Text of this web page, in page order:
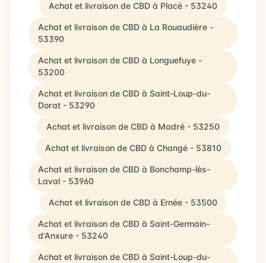
Achat et livraison de CBD à Placé - 53240
Achat et livraison de CBD à La Rouaudière -
53390
Achat et livraison de CBD à Longuefuye -
53200
Achat et livraison de CBD à Saint-Loup-du-
Dorat - 53290
Achat et livraison de CBD à Madré - 53250
Achat et livraison de CBD à Changé - 53810
Achat et livraison de CBD à Bonchamp-lès-
Laval - 53960
Achat et livraison de CBD à Ernée - 53500
Achat et livraison de CBD à Saint-Germain-
d'Anxure - 53240
Achat et livraison de CBD à Saint-Loup-du-